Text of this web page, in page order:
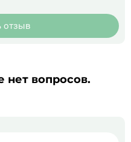
отзыв
нет вопросов.